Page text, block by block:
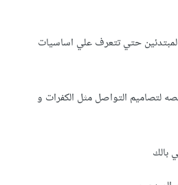
حتي تتعرف علي اساسيات
لتصاميم التواصل مثل الكفرات و